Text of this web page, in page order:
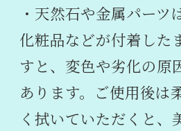
・天然石や金属パーツ
化粧品などが付着した
すと、変色や劣化の原
あります。ご使用後は
く拭いていただくと、